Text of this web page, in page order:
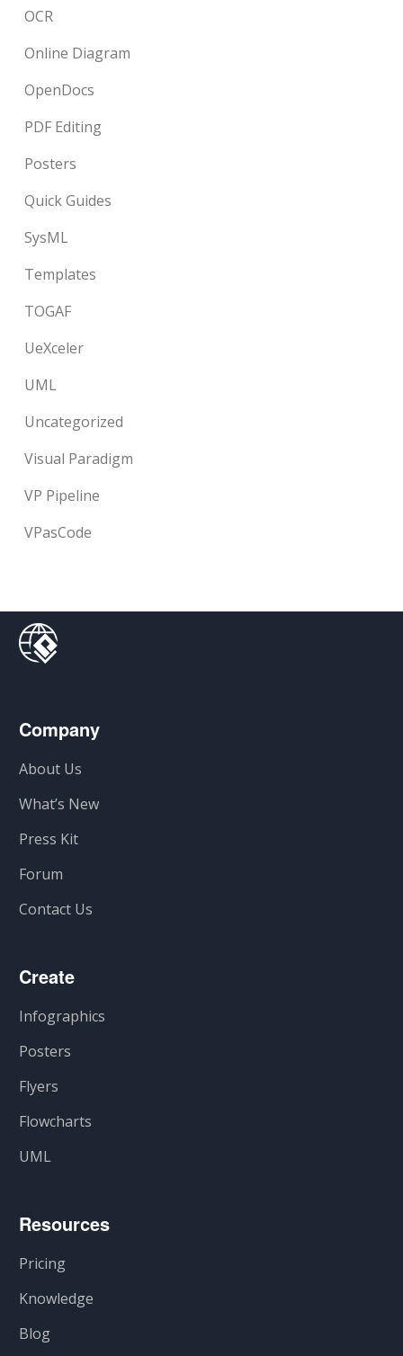
OCR
Online Diagram
OpenDocs
PDF Editing
Posters
Quick Guides
SysML
Templates
TOGAF
UeXceler
UML
Uncategorized
Visual Paradigm
VP Pipeline
VPasCode
Company
About Us
What’s New
Press Kit
Forum
Contact Us
Create
Infographics
Posters
Flyers
Flowcharts
UML
Resources
Pricing
Knowledge
Blog